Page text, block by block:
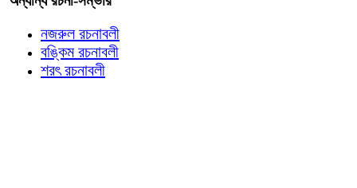
নজরুল রচনাবলী
বঙ্কিম রচনাবলী
শরৎ রচনাবলী